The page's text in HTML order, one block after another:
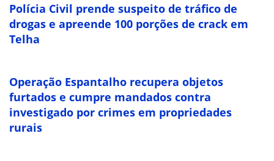
Polícia Civil prende suspeito de tráfico de
drogas e apreende 100 porções de crack em
Telha
Operação Espantalho recupera objetos
furtados e cumpre mandados contra
investigado por crimes em propriedades
rurais